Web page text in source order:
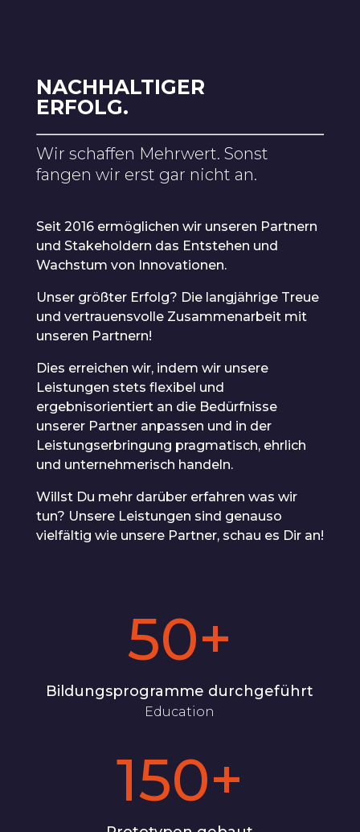
NACHHALTIGER
ERFOLG.
Wir schaffen Mehrwert. Sonst
fangen wir erst gar nicht an.
Seit 2016 ermöglichen wir unseren Partnern
und Stakeholdern das Entstehen und
Wachstum von Innovationen.
Unser größter Erfolg? Die langjährige Treue
und vertrauensvolle Zusammenarbeit mit
unseren Partnern!
Dies erreichen wir, indem wir unsere
Leistungen stets flexibel und
ergebnisorientiert an die Bedürfnisse
unserer Partner anpassen und in der
Leistungserbringung pragmatisch, ehrlich
und unternehmerisch handeln.
Willst Du mehr darüber erfahren was wir
tun? Unsere Leistungen sind genauso
vielfältig wie unsere Partner, schau es Dir an!
50+
Bildungsprogramme durchgeführt
Education
150+